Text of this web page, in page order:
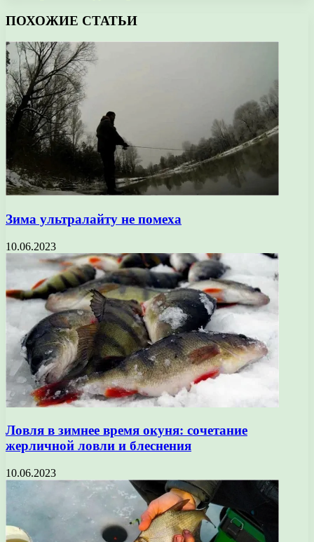
ПОХОЖИЕ СТАТЬИ
Зима ультралайту не помеха
10.06.2023
Ловля в зимнее время окуня: сочетание
жерличной ловли и блеснения
10.06.2023